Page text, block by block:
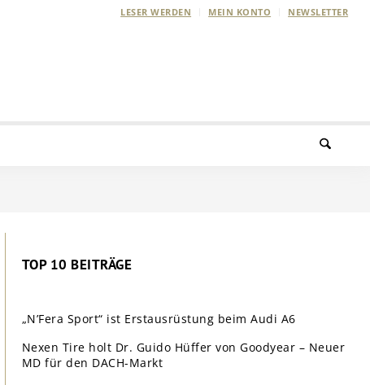
LESER WERDEN MEIN KONTO NEWSLETTER
TOP 10 BEITRÄGE
„N’Fera Sport“ ist Erstausrüstung beim Audi A6
Nexen Tire holt Dr. Guido Hüffer von Goodyear – Neuer
MD für den DACH-Markt